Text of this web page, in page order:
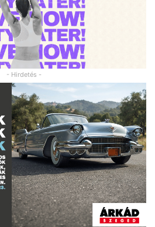
- Hirdetés -